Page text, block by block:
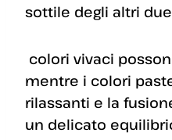
sottile degli altri
colori vivaci
mentre i colori
rilassanti e la
un delicato